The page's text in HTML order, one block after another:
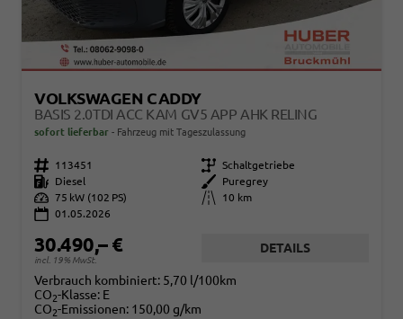
VOLKSWAGEN CADDY
BASIS 2.0TDI ACC KAM GV5 APP AHK RELING
sofort lieferbar Fahrzeug mit Tageszulassung
Fahrzeugnr. 113451 Getriebe Schaltgetriebe
Kraftstoff
Diesel Außenfarbe
Puregrey
Leistung 75 kW (102 PS) Kilometerstand
10 km
01.05.2026
30.490,– €
incl. 19% MwSt.
DETAILS
Verbrauch kombiniert: 5,70 l/100km
CO2-Klasse: E
CO2-Emissionen: 150,00 g/km